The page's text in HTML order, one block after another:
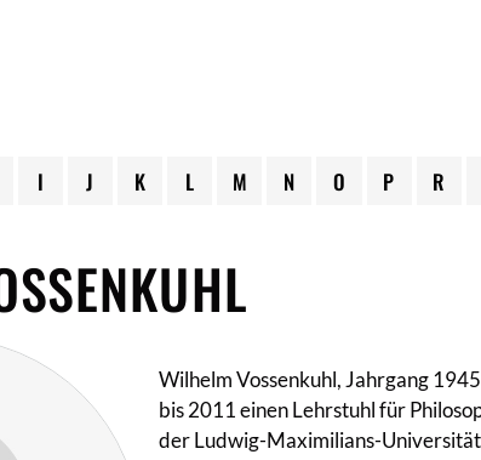
I J K L M N O P R
Wilhelm Vossenkuhl, Jahrgang
bis 2011 einen Lehrstuhl für
der Ludwig-Maximilians-Universität